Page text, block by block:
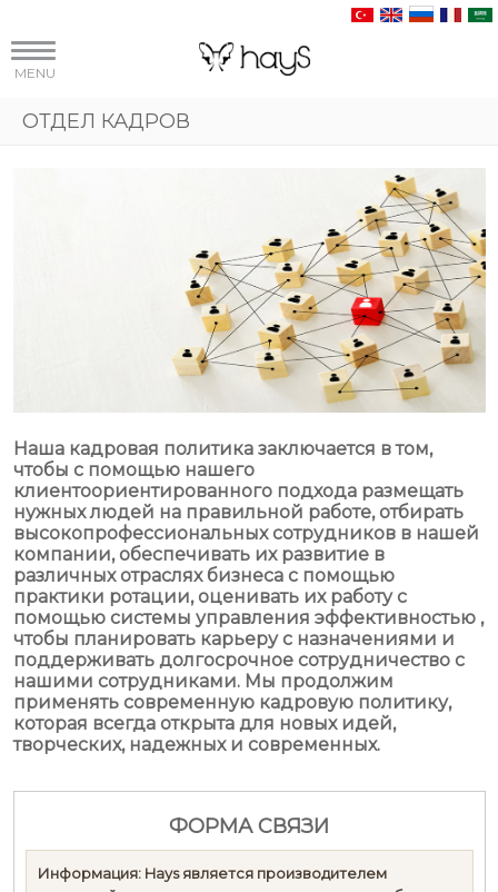
MENU
ОТДЕЛ КАДРОВ
Наша кадровая политика заключается в том,
чтобы с помощью нашего
клиентоориентированного подхода размещать
нужных людей на правильной работе, отбирать
высокопрофессиональных сотрудников в нашей
компании, обеспечивать их развитие в
различных отраслях бизнеса с помощью
практики ротации, оценивать их работу с
помощью системы управления эффективностью ,
чтобы планировать карьеру с назначениями и
поддерживать долгосрочное сотрудничество с
нашими сотрудниками. Мы продолжим
применять современную кадровую политику,
которая всегда открыта для новых идей,
творческих, надежных и современных.
ФОРМА СВЯЗИ
Информация:Hays является производителем